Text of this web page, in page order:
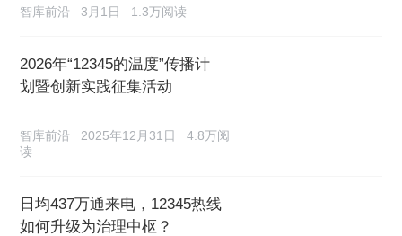
智库前沿 3月1日 1.3万阅读
2026年“12345的温度”传播计
划暨创新实践征集活动
智库前沿 2025年12月31日
4.8万阅
读
日均437万通来电，12345热线
如何升级为治理中枢？